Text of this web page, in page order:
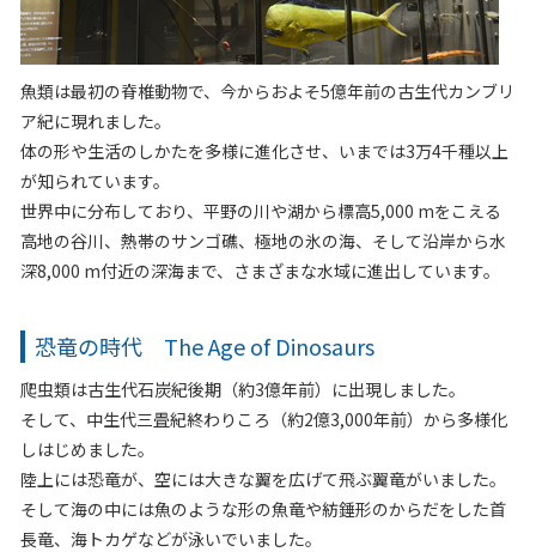
魚類は最初の脊椎動物で、今からおよそ5億年前の古生代カンブリ
ア紀に現れました。
体の形や生活のしかたを多様に進化させ、いまでは3万4千種以上
が知られています。
世界中に分布しており、平野の川や湖から標高5,000 mをこえる
高地の谷川、熱帯のサンゴ礁、極地の氷の海、そして沿岸から水
深8,000 m付近の深海まで、さまざまな水域に進出しています。
恐竜の時代 The Age of Dinosaurs
爬虫類は古生代石炭紀後期（約3億年前）に出現しました。
そして、中生代三畳紀終わりころ（約2億3,000年前）から多様化
しはじめました。
陸上には恐竜が、空には大きな翼を広げて飛ぶ翼竜がいました。
そして海の中には魚のような形の魚竜や紡錘形のからだをした首
長竜、海トカゲなどが泳いでいました。